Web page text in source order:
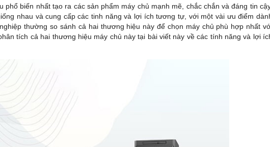
biến nhất tạo ra các sản phẩm máy chủ mạnh mẽ, chắc chắn và đáng tin
nhau và cung cấp các tinh năng và lợi ích tương tự, với một vài ưu điểm
thường so sánh cả hai thương hiệu này để chọn máy chủ phù hợp nhất
tích cả hai thương hiệu máy chủ này tại bài viết này về các tính năng và lợi